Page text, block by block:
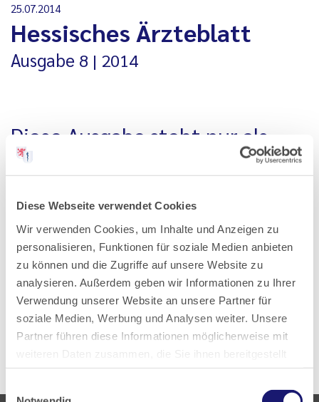
Diese Webseite verwendet Cookies
Wir verwenden Cookies, um Inhalte und Anzeigen zu
personalisieren, Funktionen für soziale Medien anbieten
zu können und die Zugriffe auf unsere Website zu
analysieren. Außerdem geben wir Informationen zu Ihrer
Verwendung unserer Website an unsere Partner für
soziale Medien, Werbung und Analysen weiter. Unsere
Partner führen diese Informationen möglicherweise mit
haben oder die sie im Rahmen Ihrer Nutzung der Dienste
25.07.2014
Hessisches Ärzteblatt
Ausgabe 8 2014
Diese Ausgabe steht nur als
PDF-Datei zur Verfügung
nur als PDF-Datei zur Verfügung. Aus technischen
Gründen können wir Ihnen ältere Ausgaben an dieser Stelle
nicht als einzelne Artikel anbieten.
Zur aktuellen PDF-Ausgabe
Alle Ausgaben anzeigen